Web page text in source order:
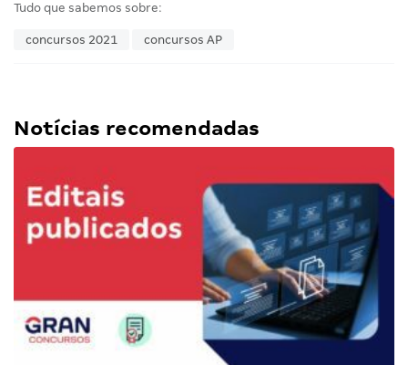
Tudo que sabemos sobre:
concursos 2021 concursos AP
Notícias recomendadas